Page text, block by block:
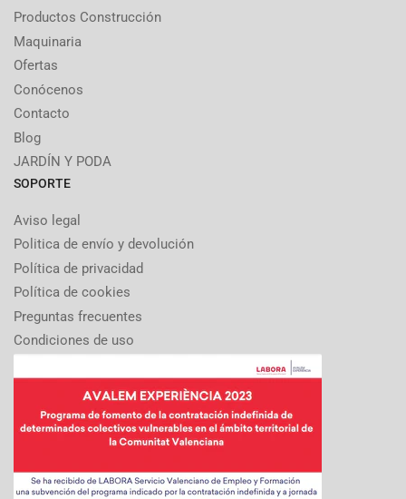
Productos Construcción
Maquinaria
Ofertas
Conócenos
Contacto
Blog
JARDÍN Y PODA
SOPORTE
Aviso legal
Politica de envío y devolución
Política de privacidad
Política de cookies
Preguntas frecuentes
Condiciones de uso